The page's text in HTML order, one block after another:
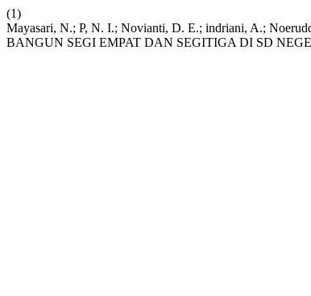
(1)
Mayasari, N.; P, N. I.; Novianti, D. E.; indriani, A.;
BANGUN SEGI EMPAT DAN SEGITIGA DI SD